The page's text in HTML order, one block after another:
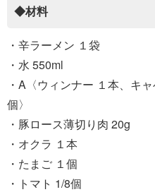
◆材料
・辛ラーメン １袋
・水 550ml
・A〈ウィンナー １本、キ
個〉
・豚ロース薄切り肉 20g
・オクラ １本
・たまご １個
・トマト 1/8個